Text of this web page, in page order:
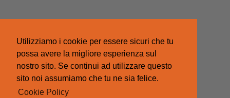
Utilizziamo i cookie per essere sicuri che tu
possa avere la migliore esperienza sul
nostro sito. Se continui ad utilizzare questo
sito noi assumiamo che tu ne sia felice.
Cookie Policy